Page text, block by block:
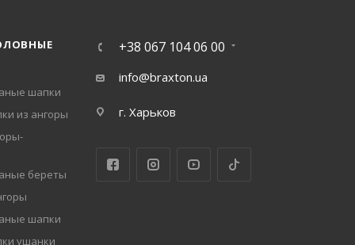
шапки
из ангоры
береты
шапки
ушанки
+38 067 104 06 00
info@braxton.ua
г. Харьков